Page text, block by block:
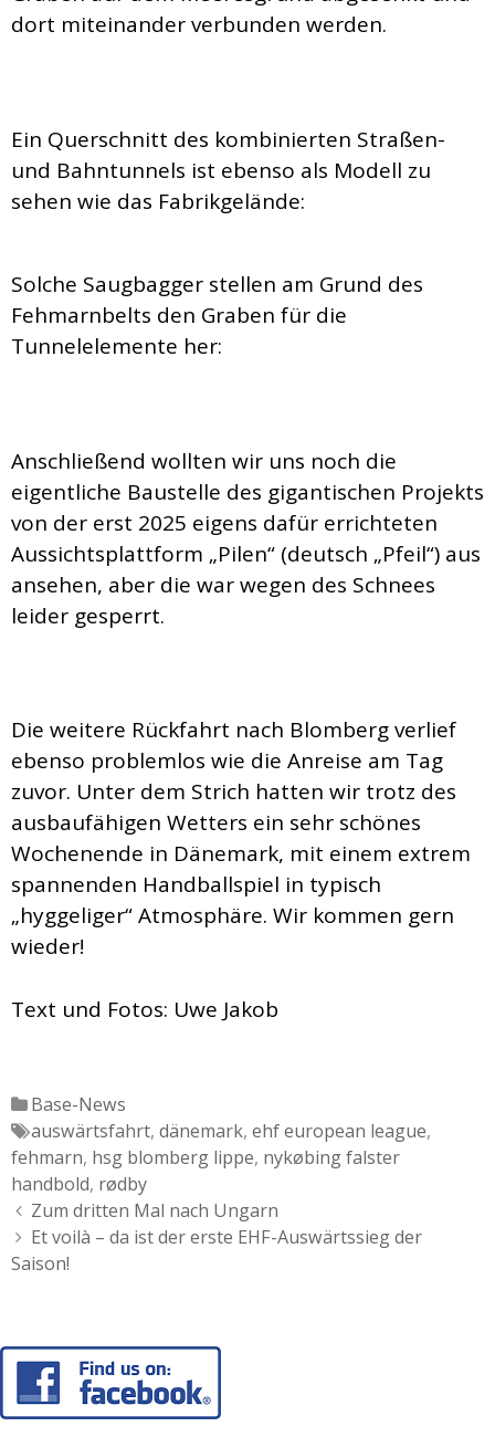
dort miteinander verbunden werden.
Ein Querschnitt des kombinierten Straßen-
und Bahntunnels ist ebenso als Modell zu
sehen wie das Fabrikgelände:
Solche Saugbagger stellen am Grund des
Fehmarnbelts den Graben für die
Tunnelelemente her:
Anschließend wollten wir uns noch die
eigentliche Baustelle des gigantischen Projekts
von der erst 2025 eigens dafür errichteten
Aussichtsplattform „Pilen“ (deutsch „Pfeil“) aus
ansehen, aber die war wegen des Schnees
leider gesperrt.
Die weitere Rückfahrt nach Blomberg verlief
ebenso problemlos wie die Anreise am Tag
zuvor. Unter dem Strich hatten wir trotz des
ausbaufähigen Wetters ein sehr schönes
Wochenende in Dänemark, mit einem extrem
spannenden Handballspiel in typisch
„hyggeliger“ Atmosphäre. Wir kommen gern
wieder!
Text und Fotos: Uwe Jakob
Katgeorien
Base-News
Tags
auswärtsfahrt, dänemark, ehf european league,
fehmarn, hsg blomberg lippe, nykøbing falster
handbold, rødby
Artikel-
Navigation
Zum dritten Mal nach Ungarn
Et voilà – da ist der erste EHF-Auswärtssieg der
Saison!